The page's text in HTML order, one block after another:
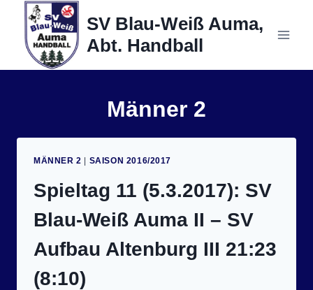
springen
SV Blau-Weiß Auma,
Abt. Handball
Männer 2
MÄNNER 2 SAISON 2016/2017
Spieltag 11 (5.3.2017): SV
Blau-Weiß Auma II – SV
Aufbau Altenburg III 21:23
(8:10)